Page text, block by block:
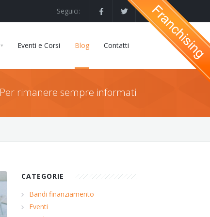
Seguici:
Eventi e Corsi Blog Contatti
Per rimanere sempre informati
CATEGORIE
Bandi finanziamento
Eventi